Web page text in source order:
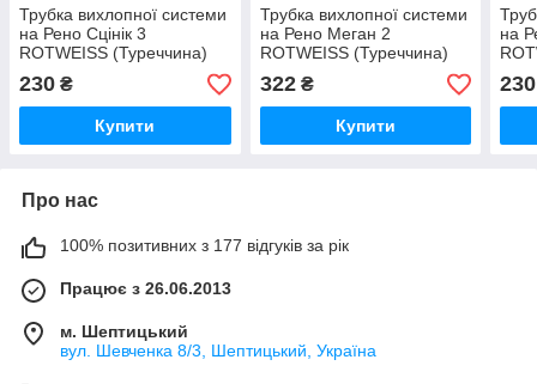
Трубка вихлопної системи
на Рено Сцінік 3
ROTWEISS (Туреччина)
RWS2559
230 ₴
Купити
Трубка вихлопної системи
на Рено Меган 2
ROTWEISS (Туреччина)
RWS2682
322₴
Купити
на
230
Про нас
100% позитивних з 177 відгуків за рік
Працює з 26.06.2013
м. Шептицький
вул. Шевченка 8/3, Шептицький, Україна